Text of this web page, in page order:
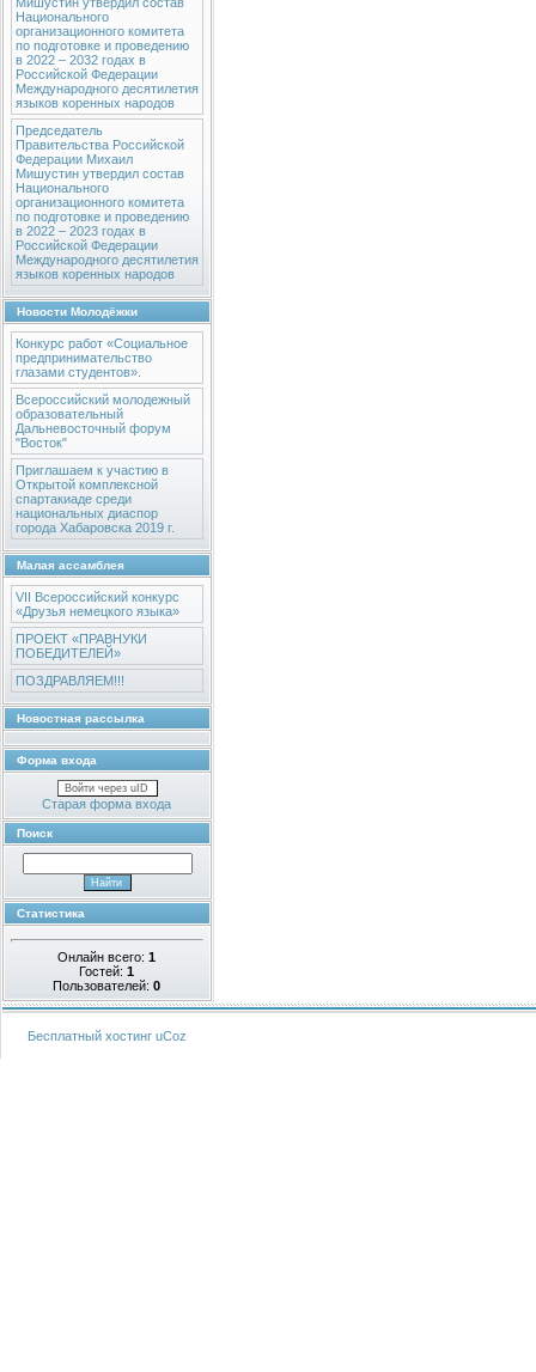
Национального
организационного комитета
по подготовке и проведению
в 2022 – 2032 годах в
Российской Федерации
Международного десятилетия
языков коренных народов
Председатель
Правительства Российской
Федерации Михаил
Мишустин утвердил состав
Национального
организационного комитета
по подготовке и проведению
в 2022 – 2023 годах в
Российской Федерации
Международного десятилетия
языков коренных народов
Новости Молодёжки
Конкурс работ «Социальное
предпринимательство
глазами студентов».
Всероссийский молодежный
образовательный
Дальневосточный форум
"Восток"
Приглашаем к участию в
Открытой комплексной
спартакиаде среди
национальных диаспор
города Хабаровска 2019 г.
Малая ассамблея
VII Всероссийский конкурс
«Друзья немецкого языка»
ПРОЕКТ «ПРАВНУКИ
ПОБЕДИТЕЛЕЙ»
ПОЗДРАВЛЯЕМ!!!
Новостная рассылка
Форма входа
Войти через uID
Старая форма входа
Поиск
Статистика
Онлайн всего:1
Гостей:1
Пользователей:0
Бесплатный хостинг uCoz